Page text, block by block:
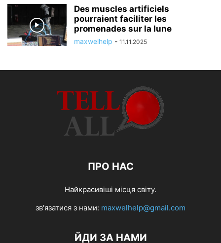
Des muscles artificiels
pourraient faciliter les
promenades sur la lune
maxwelhelp - 11.11.2025
ПРО НАС
Найкрасивіші місця світу.
зв'язатися з нами: maxwelhelp@gmail.com
ЙДИ ЗА НАМИ